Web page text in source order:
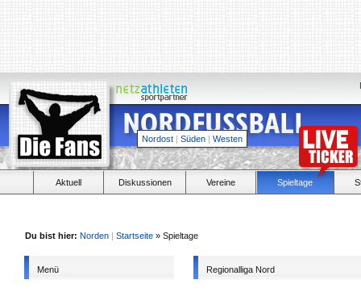
Nordost | Süden | Westen
Aktuell Diskussionen Vereine Spieltage
Du bist hier: Norden | Startseite » Spieltage
Menü Regionalliga Nord